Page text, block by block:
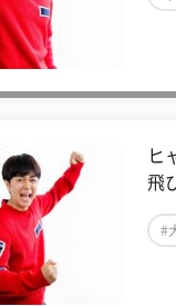
ヒ
飛
#